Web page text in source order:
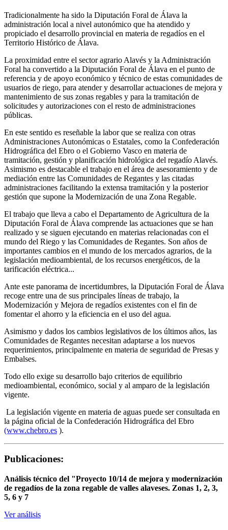
Tradicionalmente ha sido la Diputación Foral de Álava la
administración local a nivel autonómico que ha atendido y
propiciado el desarrollo provincial en materia de regadíos en el
Territorio Histórico de Álava.
La proximidad entre el sector agrario Alavés y la Administración
Foral ha convertido a la Diputación Foral de Álava en el punto de
referencia y de apoyo económico y técnico de estas comunidades de
usuarios de riego, para atender y desarrollar actuaciones de mejora y
mantenimiento de sus zonas regables y para la tramitación de
solicitudes y autorizaciones con el resto de administraciones
públicas.
En este sentido es reseñable la labor que se realiza con otras
Administraciones Autonómicas o Estatales, como la Confederación
Hidrográfica del Ebro o el Gobierno Vasco en materia de
tramitación, gestión y planificación hidrológica del regadío Alavés.
Asimismo es destacable el trabajo en el área de asesoramiento y de
mediación entre las Comunidades de Regantes y las citadas
administraciones facilitando la extensa tramitación y la posterior
gestión que supone la Modernización de una Zona Regable.
El trabajo que lleva a cabo el Departamento de Agricultura de la
Diputación Foral de Álava comprende las actuaciones que se han
realizado y se siguen ejecutando en materias relacionadas con el
mundo del Riego y las Comunidades de Regantes. Son años de
importantes cambios en el mundo de los mercados agrarios, de la
legislación medioambiental, de los recursos energéticos, de la
tarificación eléctrica...
Ante este panorama de incertidumbres, la Diputación Foral de Álava
recoge entre una de sus principales líneas de trabajo, la
Modernización y Mejora de regadíos existentes con el fin de
fomentar el ahorro y la eficiencia en el uso del agua.
Asimismo y dados los cambios legislativos de los últimos años, las
Comunidades de Regantes necesitan adaptarse a los nuevos
requerimientos, principalmente en materia de seguridad de Presas y
Embalses.
Todo ello exige su desarrollo bajo criterios de equilibrio
medioambiental, económico, social y al amparo de la legislación
vigente.
La legislación vigente en materia de aguas puede ser consultada en
la página oficial de la Confederación Hidrográfica del Ebro
(www.chebro.es ).
Publicaciones:
Análisis técnico del "Proyecto 10/14 de mejora y modernización
de regadíos de la zona regable de valles alaveses. Zonas 1, 2, 3,
5, 6 y 7
Ver análisis